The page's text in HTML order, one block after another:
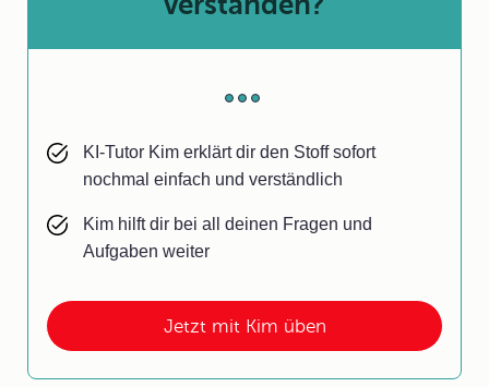
Jetzt mit Kim üben
KI-Tutor Kim erklärt dir den Stoff sofort
nochmal einfach und verständlich
Kim hilft dir bei all deinen Fragen und
Aufgaben weiter